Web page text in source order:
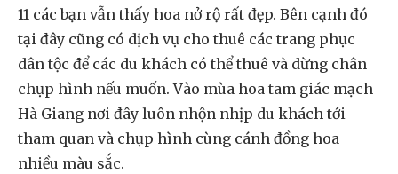
11 các bạn vẫn thấy hoa nở rộ rất đẹp. Bên cạnh đó
tại đây cũng có dịch vụ cho thuê các trang phục
dân tộc để các du khách có thể thuê và dừng chân
chụp hình nếu muốn. Vào mùa hoa tam giác mạch
Hà Giang nơi đây luôn nhộn nhịp du khách tới
tham quan và chụp hình cùng cánh đồng hoa
nhiều màu sắc.